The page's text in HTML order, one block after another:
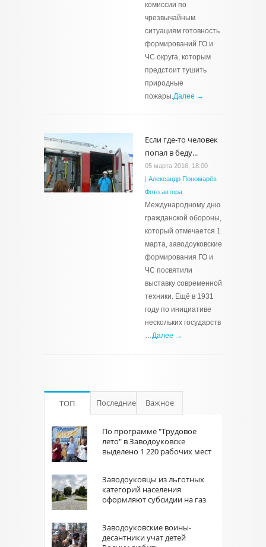
комиссии по
чрезвычайным
ситуациям готовность
формирований ГО и
ЧС округа, которым
предстоит тушить
природные
пожары.Далее →
Если где-то человек
попал в беду...
05 марта 2016, 18:00
| Александр Пономарёв
Фото автора
Международному дню
гражданской обороны,
который отмечается 1
марта, заводоуковские
формирования ГО и
ЧС посвятили
выставку современной
техники. Ещё в 1931
году по инициативе
нескольких государств
…Далее →
ТОП Последние Важное
По программе "Трудовое
лето" в Заводоуковске
выделено 1 220 рабочих мест
Заводоуковцы из льготных
категорий населения
оформляют субсидии на газ
Заводоуковские воины-
десантники учат детей